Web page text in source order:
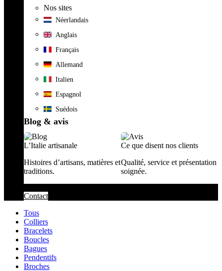
Nos sites
Néerlandais
Anglais
Français
Allemand
Italien
Espagnol
Suédois
Blog & avis
L’Italie artisanale
Histoires d’artisans, matières et
traditions.
Ce que disent nos clients
Qualité, service et présentation
soignée.
Contact
Tous
Colliers
Bracelets
Boucles
Bagues
Pendentifs
Broches